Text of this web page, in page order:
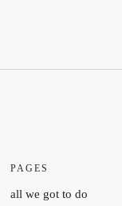
PAGES
all we got to do